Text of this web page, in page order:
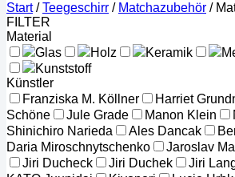
Start / Teegeschirr / Matchazubehör /
FILTER
Material
Glas
Holz Keramik
Kunststoff
Künstler
Franziska M. Köllner
Harriet
Schöne
Jule Grade Manon Klein
Shinichiro Narieda
Ales Dancak
Daria Miroschnytschenko
Jaroslav
Jiri Ducheck
Jiri Duchek Jiri